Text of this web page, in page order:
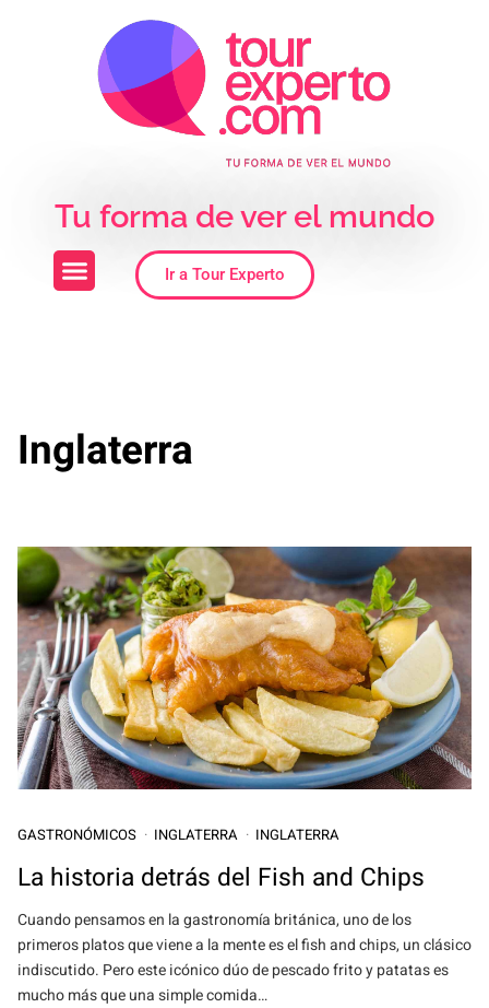
Tu forma de ver el mundo
Ir a Tour Experto
Inglaterra
GASTRONÓMICOS INGLATERRA INGLATERRA
La historia detrás del Fish and Chips
Cuando pensamos en la gastronomía británica, uno de los
primeros platos que viene a la mente es el fish and chips, un clásico
indiscutido. Pero este icónico dúo de pescado frito y patatas es
mucho más que una simple comida…